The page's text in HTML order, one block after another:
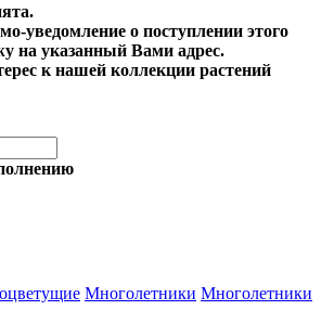
уведомление о поступлении этого
на указанный Вами адрес.
к нашей коллекции растений
Многолетники Многолетники